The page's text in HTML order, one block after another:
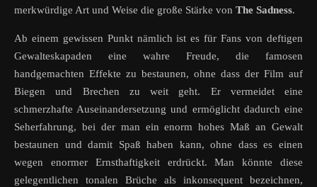
merkwürdige Art und Weise die große Stärke von The Sadness.
Ab einem gewissen Punkt nämlich ist es für Fans von deftigen
Gewalteskapaden eine wahre Freude, die famosen
handgemachten Effekte zu bestaunen, ohne dass der Film auf
Biegen und Brechen zu weit geht. Er vermeidet eine
schmerzhafte Auseinandersetzung und ermöglicht dadurch eine
Seherfahrung, bei der man ein enorm hohes Maß an Gewalt
bestaunen und damit Spaß haben kann, ohne dass es einen
wegen enormer Ernsthaftigkeit erdrückt. Man könnte diese
gelegentlichen tonalen Brüche als inkonsequent bezeichnen,